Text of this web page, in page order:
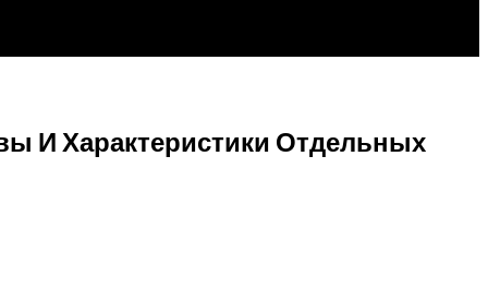
И Характеристики Отдельных